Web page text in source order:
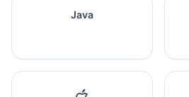
Java